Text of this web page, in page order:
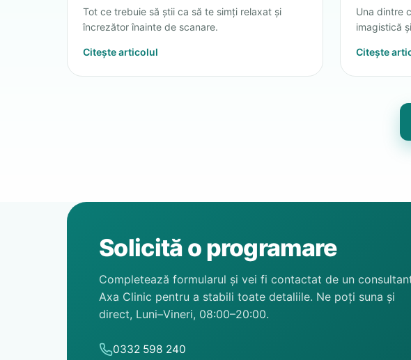
Tot ce trebuie să știi ca să te simți relaxat și
încrezător înainte de scanare.
Citește articolul
Una dintre
imagistică
Citește
Solicită o programare
Completează formularul și vei fi contactat de un
Axa Clinic pentru a stabili toate detaliile. Ne poți suna și
direct, Luni–Vineri, 08:00–20:00.
0332 598 240